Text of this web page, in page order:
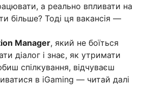
а реально впливати на
більше? Тоді ця вакансія —
Manager, який не боїться
діалог і знає, як утримати
спілкування, відчуваєш
в iGaming — читай далі